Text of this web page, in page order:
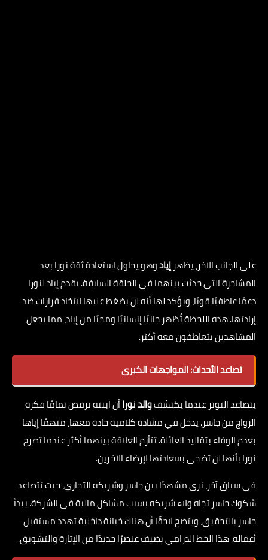
على الجانب الآخر، يظهرإيادوهو يحاول استعادة ثقة نورا بعد
المشاجرة التي حدثت بينهما في الحلقة السابقة. يقدم إياد لنورا
دعمًا عاطفيًا قويًا، ويؤكد لها أنه لن يضغط عليها لاتخاذ قرارات ضد
إرادتها. هذه اللحظة تُظهر جانبًا إنسانيًا ومحبًا من إياد، مما يجعل
المشاهدين يتعاطفون معه أكثر.
تصاعد الأحداث: المواجهات الكبرى
يتصاعد التوتر عندما يكتشفوالد نوراأن ابنته ترفض تمامًا فكرة
الزواج من جاسر. يدخل في مشادة كلامية حادة معها، متهمًا إياها
بعدم الوفاء بتقاليد العائلة. تتأزم العلاقة بينهما أكثر عندما تصرح
نورا بأنها لن تضحي بسعادتها لإرضاء الآخرين.
في سياق آخر، نرى مشهدًا بين جاسر وشريكه التجاري، حيث تتصاعد
شكوك جاسر تجاه ولاء شريكه بسبب مشاكل مالية في الشركة. يبدأ
جاسر بالتحقيق، ويتضح لاحقًا أن هناك خيانة داخلية تهدد مستقبل
أعماله. هذا الخط الدرامي يضيف عنصرًا جديدًا من الإثارة والتشويق.